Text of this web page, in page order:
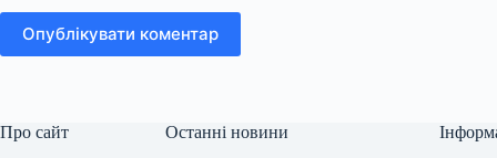
Опублікувати коментар
Про сайт Останні новини